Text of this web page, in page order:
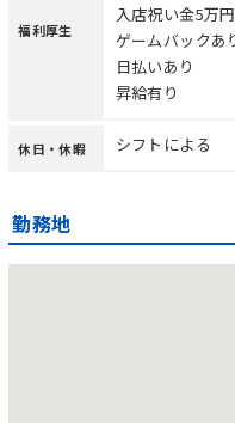
福利厚生
入店祝い金5万
ゲームバックあ
日払いあり
昇給有り
休日・休暇 シフトによる
勤務地